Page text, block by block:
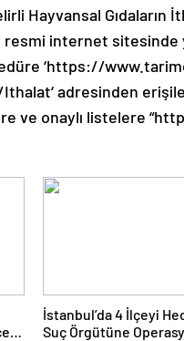
Hayvansal Gıdaların
resmi internet
‘https://
adresinden
ve onaylı listelere
İstanbul’da 4 İlçeyi
Suç Örgütüne